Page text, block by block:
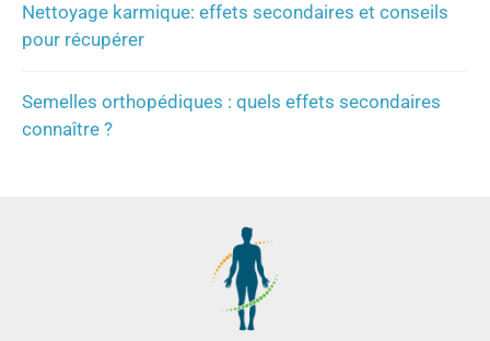
Nettoyage karmique: effets secondaires et conseils
pour récupérer
Semelles orthopédiques : quels effets secondaires
connaître ?